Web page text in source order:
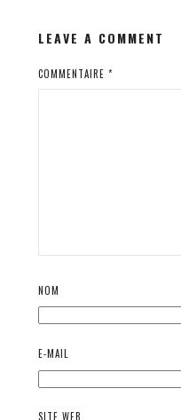
LEAVE A COMMENT
COMMENTAIRE *
NOM
E-MAIL
SITE WEB